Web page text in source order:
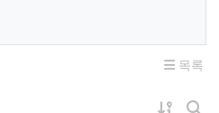
목록
게시물